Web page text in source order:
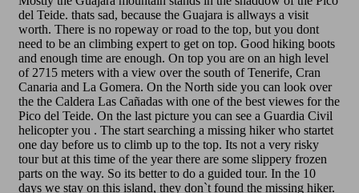
del Teide. thats sad, because the Guajara is allways a visit
worth. There is no ropeway or road to the top, but you dont
need to be an climbing expert to get on top. Good hiking boots
and enough time are enough. On top you are on an high level
of 2715 meters with a view over the south of Tenerife, Cran
Canaria and La Gomera. On the North side you can look over
the the Caldera Las Cañadas with one of the best viewes for the
Pico del Teide. On the last picture you can see a Guardia Civil
helicopter you . The start searching a missing hiker who startet
one day before us to climb up to the top. Its not a very risky
tour but at this time of the year there are some slippery frozen
parts on the way. So its better to do a guided tour. In the 10
days we stay on this island, they don`t found the missing hiker.